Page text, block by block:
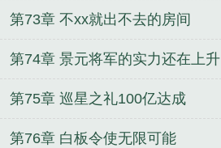
第73章 不xx就出不去的房间
第74章 景元将军的实力还在上升
第75章 巡星之礼100亿达成
第76章 白板令使无限可能